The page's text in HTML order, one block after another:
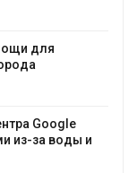
для
Google
из-за воды и